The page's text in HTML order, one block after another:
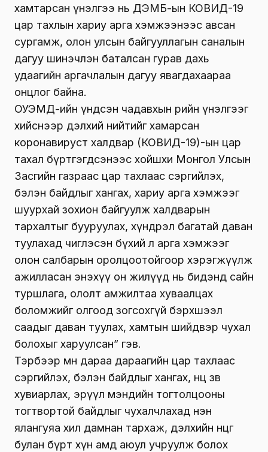
хамтарсан үнэлгээ нь ДЭМБ-ын КОВИД-19
цар тахлын хариу арга хэмжээнээс авсан
сургамж, олон улсын байгууллагын саналын
дагуу шинэчлэн баталсан гурав дахь
удаагийн аргачлалын дагуу явагдахаараа
онцлог байна.
ОУЭМД-ийн үндсэн чадавхын өөрийн үнэлгээг
хийснээр дэлхий нийтийг хамарсан
коронавируст халдвар (КОВИД-19)-ын цар
тахал бүртгэгдсэнээс хойшхи Монгол Улсын
Засгийн газраас цар тахлаас сэргийлэх,
бэлэн байдлыг хангах, хариу арга хэмжээг
шуурхай зохион байгуулж халдварын
тархалтыг бууруулах, хүндрэл багатай даван
туулахад чиглэсэн бүхий л арга хэмжээг
олон салбарын оролцоотойгоор хэрэгжүүлж
ажилласан энэхүү он жилүүд нь бидэнд сайн
туршлага, ололт амжилтаа хуваалцах
боломжийг олгоод зогсохгүй бэрхшээл
саадыг даван туулах, хамтын шийдвэр чухал
болохыг харуулсан” гэв.
Тэрбээр мөн дараа дараагийн цар тахлаас
сэргийлэх, бэлэн байдлыг хангах, нөөцөө зөв
хувиарлах, эрүүл мэндийн тогтолцооны
тогтвортой байдлыг чухалчлахад нэн
ялангуяа хил дамнан тархаж, дэлхийн өнцөг
булан бүрт хүн амд аюул учруулж болох